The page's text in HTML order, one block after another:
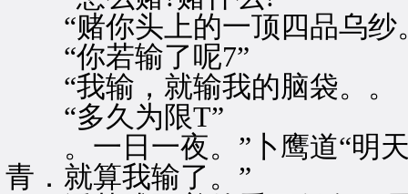
“赌你头上的一顶四品乌纱
“你若输了呢7”
“我输，就输我的脑袋。。
“多久为限T”
。一日一夜。”卜鹰道“明天
青．就算我输了。”